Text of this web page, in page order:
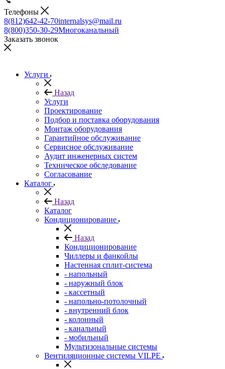
Телефоны
8(812)642-42-70internalsys@mail.ru
8(800)350-30-29Многоканальный
Заказать звонок
Услуги
Назад
Услуги
Проектирование
Подбор и поставка оборудования
Монтаж оборудования
Гарантийное обслуживание
Сервисное обслуживание
Аудит инженерных систем
Техническое обследование
Согласование
Каталог
Назад
Каталог
Кондиционирование
Назад
Кондиционирование
Чиллеры и фанкойлы
Настенная сплит-система
- напольный
- наружный блок
- кассетный
- напольно-потолочный
- внутренний блок
- колонный
- канальный
- мобильный
Мультизональные системы
Вентиляционные системы VILPE